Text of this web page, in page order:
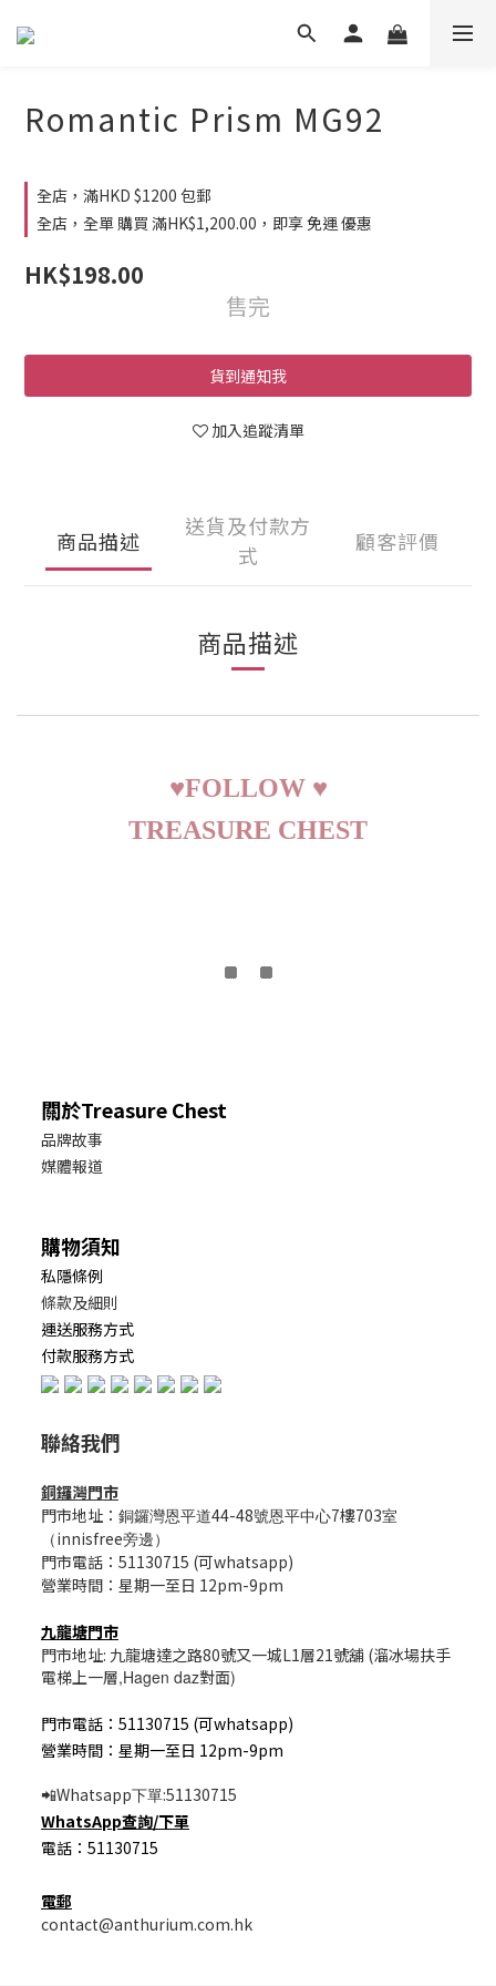
Romantic Prism MG92
全店，滿HKD $1200 包郵
全店，全單 購買 滿HK$1,200.00，即享 免運 優惠
HK$198.00
售完
貨到通知我
加入追蹤清單
商品描述
送貨及付款方
式
顧客評價
商品描述
♥FOLLOW ♥
TREASURE CHEST
關於Treasure Chest
品牌故事
媒體報道
購物須知
私隱條例
條款及細則
運送服務方式
付款服務方式
聯絡我們
銅鑼灣門市
門市地址： 銅鑼灣恩平道44-48號恩平中心7樓703室
（ innisfree旁邊）
門市電話：51130715 (可whatsapp)
營業時間：星期一至日 12pm-9pm
九龍塘門市
門市地址: 九龍塘達之路80號又一城L1層21號舖 (溜冰場扶手
電梯上一層,Hagen daz對面)
門市電話：51130715 (可whatsapp)
營業時間：星期一至日 12pm-9pm
📲Whatsapp下單:51130715
WhatsApp查詢/下單
電話：51130715
電郵
contact@anthurium.com.hk